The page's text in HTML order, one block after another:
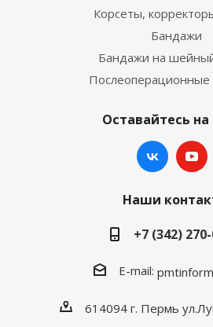
Корсеты,
Бандажи
Бандажи на
Оставайтесь на
Наши
+7 (342)
E-mail:
614094 г. Пермь